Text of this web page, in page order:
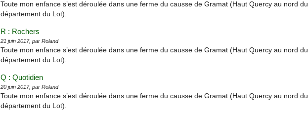
Toute mon enfance s’est déroulée dans une ferme du causse de Gramat (Haut Quercy au nord du
département du Lot).
R : Rochers
21 juin 2017, par Roland
Toute mon enfance s’est déroulée dans une ferme du causse de Gramat (Haut Quercy au nord du
département du Lot).
Q : Quotidien
20 juin 2017, par Roland
Toute mon enfance s’est déroulée dans une ferme du causse de Gramat (Haut Quercy au nord du
département du Lot).